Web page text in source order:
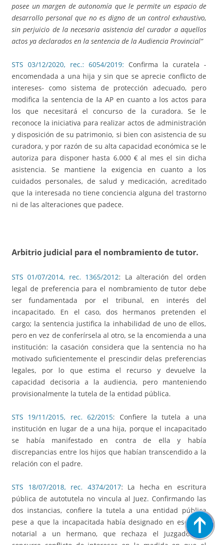
posee un margen de autonomía que le permite un espacio de
desarrollo personal que no es digno de un control exhaustivo,
sin perjuicio de la necesaria asistencia del curador a aquellos
actos ya declarados en la sentencia de la Audiencia Provincial”
STS 03/12/2020, rec.: 6054/2019: Confirma la curatela -
encomendada a una hija y sin que se aprecie conflicto de
intereses- como sistema de protección adecuado, pero
modifica la sentencia de la AP en cuanto a los actos para
los que necesitará el concurso de la curadora. Se le
reconoce la iniciativa para realizar actos de administración
y disposición de su patrimonio, si bien con asistencia de su
curadora, y por razón de su alta capacidad económica se le
autoriza para disponer hasta 6.000 € al mes el sin dicha
asistencia. Se mantiene la exigencia en cuanto a los
cuidados personales, de salud y medicación, acreditado
que la interesada no tiene conciencia alguna del trastorno
ni de las alteraciones que padece.
Arbitrio judicial para el nombramiento de tutor.
STS 01/07/2014, rec. 1365/2012: La alteración del orden
legal de preferencia para el nombramiento de tutor debe
ser fundamentada por el tribunal, en interés del
incapacitado. En el caso, dos hermanos pretenden el
cargo; la sentencia justifica la inhabilidad de uno de ellos,
pero en vez de conferírsela al otro, se la encomienda a una
institución: la casación considera que la sentencia no ha
motivado suficientemente el prescindir delas preferencias
legales, por lo que estima el recurso y devuelve la
capacidad decisoria a la audiencia, pero manteniendo
provisionalmente la tutela de la entidad pública.
STS 19/11/2015, rec. 62/2015: Confiere la tutela a una
institución en lugar de a una hija, porque el incapacitado
se había manifestado en contra de ella y había
discrepancias entre los hijos que habían transcendido a la
relación con el padre.
STS 18/07/2018, rec. 4374/2017: La hecha en escritura
pública de autotutela no vincula al Juez. Confirmando las
dos instancias, confiere la tutela a una entidad pública
pese a que la incapacitada había designado en escritura
notarial a un hermano, que rechaza el Juzgado por